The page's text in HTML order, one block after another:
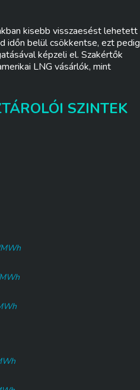
kisebb visszaesést lehetett
időn belül csökkentse, ezt pedig
képzeli el. Szakértők
LNG vásárlók, mint
SZINTEK